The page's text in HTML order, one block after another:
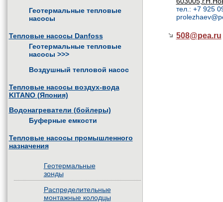
Геотермальные тепловые
насосы
Тепловые насосы Danfoss
Геотермальные тепловые
насосы >>>
Воздушный тепловой насос
Тепловые насосы воздух-вода
KITANO (Япония)
Водонагреватели (бойлеры)
Буферные емкости
Тепловые насосы промышленного
назначения
Геотермальные
зонды
Распределительные
монтажные колодцы
тел.: +7 925
508@pea.ru